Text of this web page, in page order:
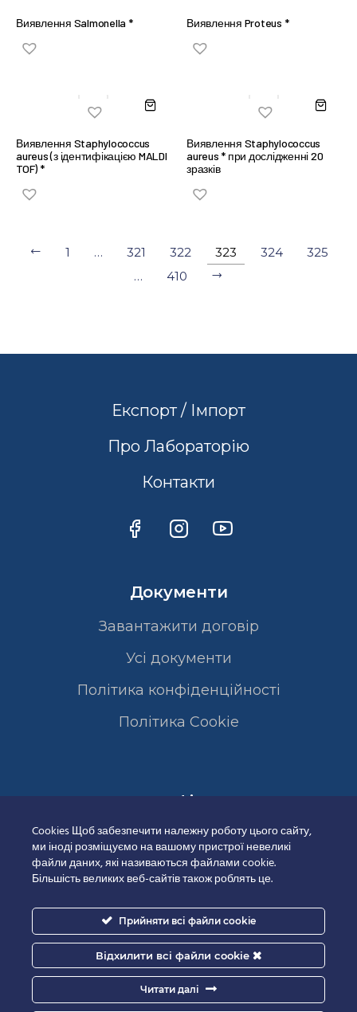
Виявлення Salmonella * Виявлення Proteus *
Виявлення Staphylococcus
aureus (з ідентифікацією MALDI
TOF) *
Виявлення Staphylococcus
aureus * при дослідженні 20
зразків
1 … 321 322 323 324
325
…
410
Експорт / Імпорт
Про Лабораторію
Контакти
Документи
Завантажити договір
Усі документи
Політика конфіденційності
Полiтика Cookie
Сертифікати
Cookies Щоб забезпечити належну роботу цього сайту,
ми іноді розміщуємо на вашому пристрої невеликі
файли даних, які називаються файлами cookie.
Більшість великих веб-сайтів також роблять це.
Прийняти всі файли cookie
Відхилити всі файли cookie
Читати далі